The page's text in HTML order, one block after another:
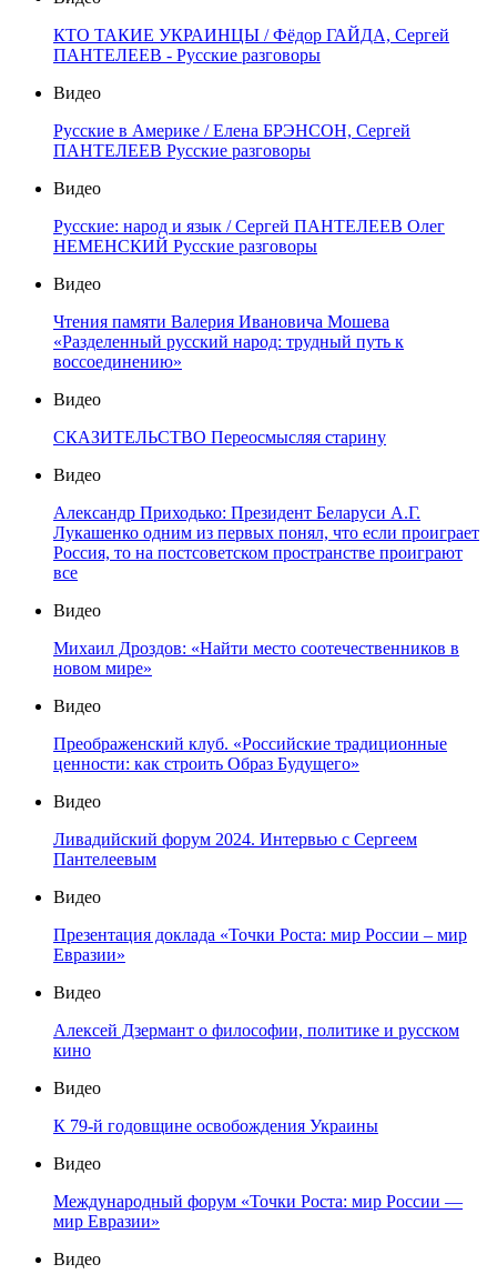
КТО ТАКИЕ УКРАИНЦЫ / Фёдор ГАЙДА, Сергей
ПАНТЕЛЕЕВ - Русские разговоры
Видео
Русские в Америке / Елена БРЭНСОН, Сергей
ПАНТЕЛЕЕВ Русские разговоры
Видео
Русские: народ и язык / Сергей ПАНТЕЛЕЕВ Олег
НЕМЕНСКИЙ Русские разговоры
Видео
Чтения памяти Валерия Ивановича Мошева
«Разделенный русский народ: трудный путь к
воссоединению»
Видео
СКАЗИТЕЛЬСТВО Переосмысляя старину
Видео
Александр Приходько: Президент Беларуси А.Г.
Лукашенко одним из первых понял, что если проиграет
Россия, то на постсоветском пространстве проиграют
все
Видео
Михаил Дроздов: «Найти место соотечественников в
новом мире»
Видео
Преображенский клуб. «Российские традиционные
ценности: как строить Образ Будущего»
Видео
Ливадийский форум 2024. Интервью с Сергеем
Пантелеевым
Видео
Презентация доклада «Точки Роста: мир России – мир
Евразии»
Видео
Алексей Дзермант о философии, политике и русском
кино
Видео
К 79-й годовщине освобождения Украины
Видео
Международный форум «Точки Роста: мир России —
мир Евразии»
Видео